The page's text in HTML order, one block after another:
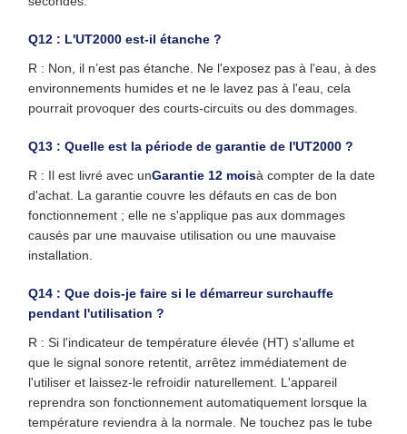
Q12 : L'UT2000 est-il étanche ?
R : Non, il n’est pas étanche. Ne l'exposez pas à l'eau, à des
environnements humides et ne le lavez pas à l'eau, cela
pourrait provoquer des courts-circuits ou des dommages.
Q13 : Quelle est la période de garantie de l'UT2000 ?
R : Il est livré avec unGarantie 12 moisà compter de la date
d'achat. La garantie couvre les défauts en cas de bon
fonctionnement ; elle ne s'applique pas aux dommages
causés par une mauvaise utilisation ou une mauvaise
installation.
Q14 : Que dois-je faire si le démarreur surchauffe
pendant l'utilisation ?
R : Si l'indicateur de température élevée (HT) s'allume et
que le signal sonore retentit, arrêtez immédiatement de
l'utiliser et laissez-le refroidir naturellement. L'appareil
reprendra son fonctionnement automatiquement lorsque la
température reviendra à la normale. Ne touchez pas le tube